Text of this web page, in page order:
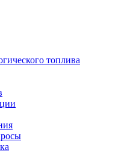
топлива